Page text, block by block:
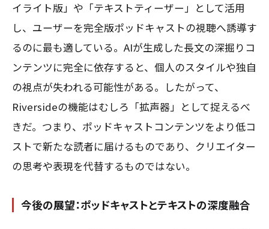
イライト版」や「テキストティーザー」として活用
し、ユーザーを完全版ポッドキャストの視聴へ誘導す
るのに最も適している。AIが生成した長文の深掘りコ
ンテンツに完全に依存すると、個人のスタイルや独自
の視点が失われる可能性がある。したがって、
Riversideの機能はむしろ「拡声器」として捉えるべ
きだ。つまり、ポッドキャストコンテンツをより低コ
ストで新たな読者に届けるものであり、クリエイター
の思考や表現を代替するものではない。
今後の展望：ポッドキャストとテキストの深度融合